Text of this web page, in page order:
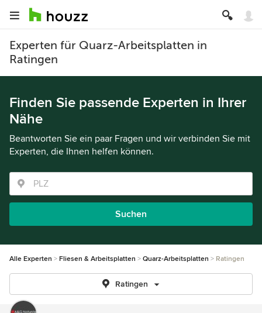
Experten für Quarz-Arbeitsplatten in
Ratingen
Finden Sie passende Experten in Ihrer
Nähe
Beantworten Sie ein paar Fragen und wir verbinden Sie mit
Experten, die Ihnen helfen können.
Suchen
Alle Experten Fliesen & Arbeitsplatten Quarz-Arbeitsplatten Ratingen
Ratingen